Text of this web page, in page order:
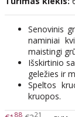
Senovinis
naminiai
maistingi
Išskirtinio
geležies ir
Speltos
kruopos.
88 21